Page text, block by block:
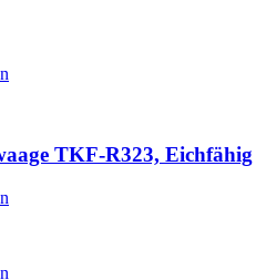
TKF-R323, Eichfähig